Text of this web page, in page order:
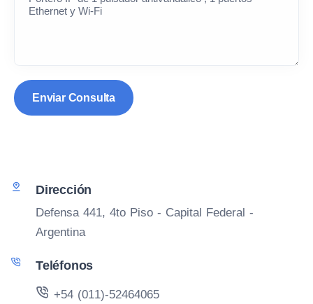
Dirección
Defensa 441, 4to Piso - Capital Federal -
Argentina
Teléfonos
+54 (011)-52464065